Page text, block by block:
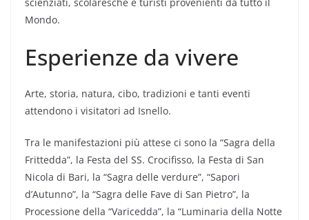
Mondo.
Esperienze da vivere
Arte, storia, natura, cibo, tradizioni e tanti eventi
attendono i visitatori ad Isnello.
Tra le manifestazioni più attese ci sono la “Sagra della
Frittedda”, la Festa del SS. Crocifisso, la Festa di San
Nicola di Bari, la “Sagra delle verdure”, “Sapori
d’Autunno”, la “Sagra delle Fave di San Pietro”, la
Processione della “Varicedda”, la “Luminaria della Notte